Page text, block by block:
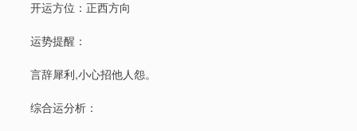
开运方位：正西方向
运势提醒：
言辞犀利,小心招他人怨。
综合运分析：